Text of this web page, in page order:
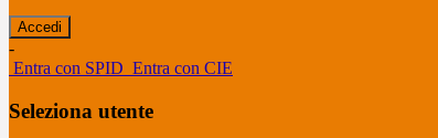
-
Entra con SPID Entra con CIE
Seleziona utente